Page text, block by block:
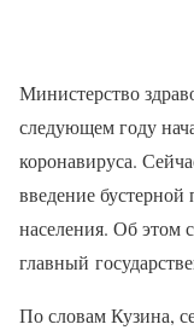
Министерство
следующем году
коронавируса.
введение бустерной
населения. Об этом
главный
По словам Кузина,